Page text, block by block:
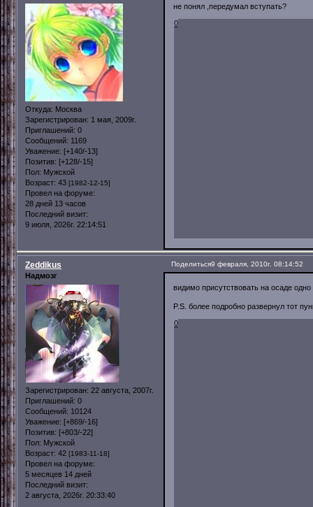
Откуда: Москва
Зарегистрирован: 1 мая, 2009г.
Приглашений: 0
Сообщений: 1169
Уважение: [+140/-13]
Позитив: [+128/-15]
Пол: Мужской
Возраст: 43 [1982-12-15]
Провел на форуме:
28 дней 13 часов
Последний визит:
9 июля, 2026г. 22:14:51
не понял ,передумал вступать?
0
Поделиться9 февраля, 2010г. 08:14:52
Zeddikus
Надмозг
Зарегистрирован: 22 августа, 2007г.
Приглашений: 0
Сообщений: 10124
Уважение: [+869/-16]
Позитив: [+803/-22]
Пол: Мужской
Возраст: 42 [1983-11-18]
Провел на форуме:
5 месяцев 14 дней
Последний визит:
2 августа, 2026г. 20:33:40
видимо присутствовать на осаде
P.S. более подробно развернул тот
0